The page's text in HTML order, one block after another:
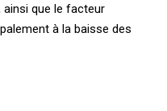
ainsi que le facteur
à la baisse des